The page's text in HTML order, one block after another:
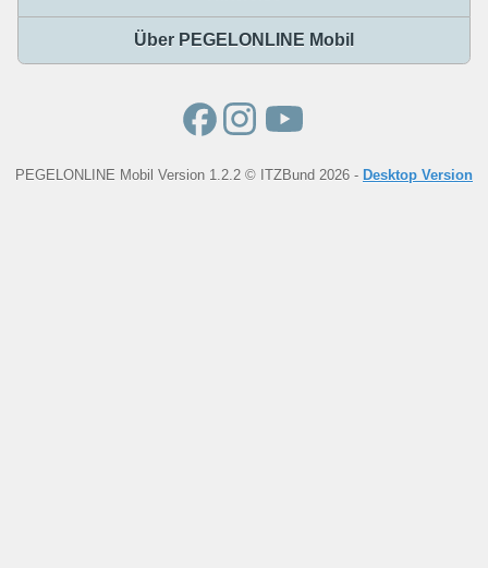
Über PEGELONLINE Mobil
PEGELONLINE Mobil Version 1.2.2 © ITZBund 2026 - Desktop Version